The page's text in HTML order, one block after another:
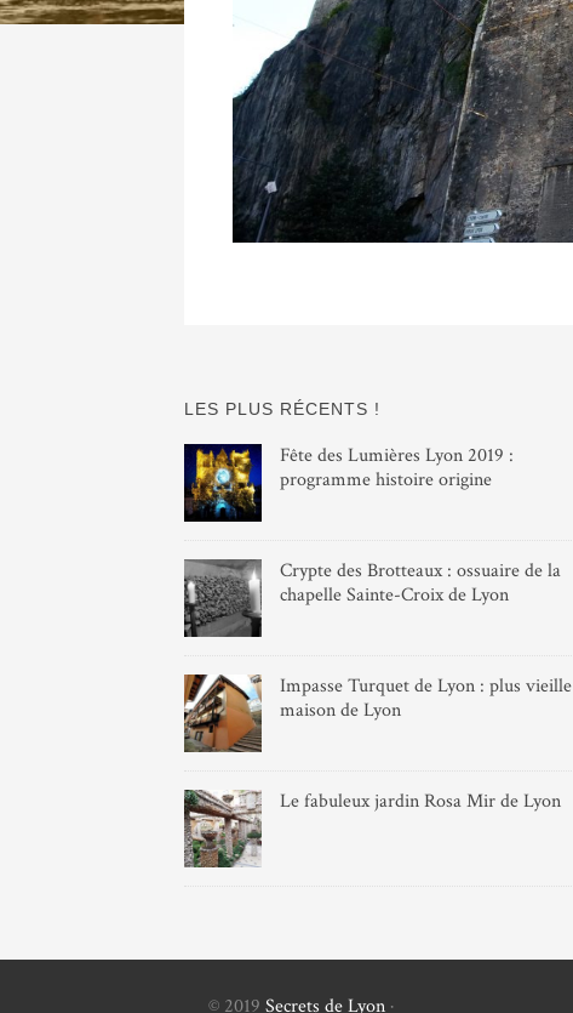
LES PLUS RÉCENTS !
Fête des Lumières Lyon 2019 :
programme histoire origine
Crypte des Brotteaux : ossuaire de la
chapelle Sainte-Croix de Lyon
Impasse Turquet de Lyon : plus vieille
maison de Lyon
Le fabuleux jardin Rosa Mir de Lyon
© 2019 Secrets de Lyon ·